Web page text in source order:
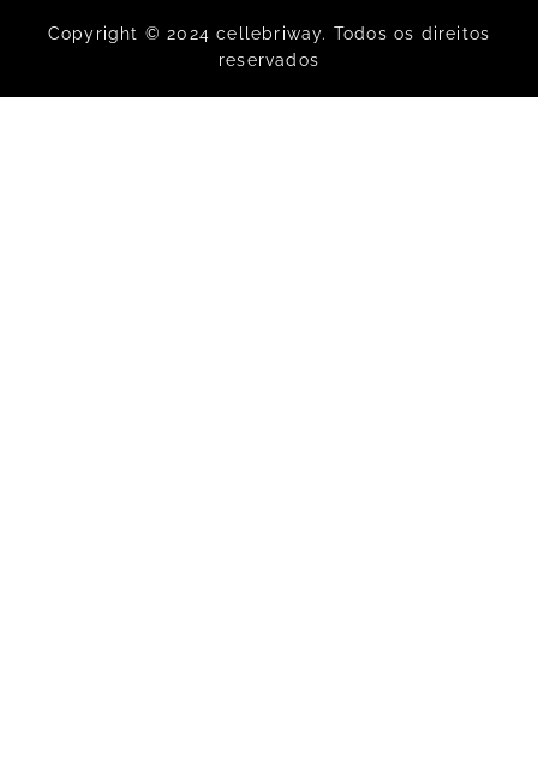
Copyright © 2024 cellebriway. Todos os direitos
reservados